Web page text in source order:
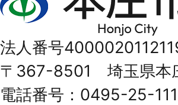
庄
Honjo
City
法人番号
〒367-8501 埼玉県本
電話番号：0495-25-